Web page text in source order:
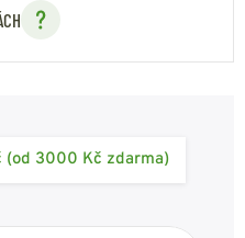
(od 3000 Kč zdarma)